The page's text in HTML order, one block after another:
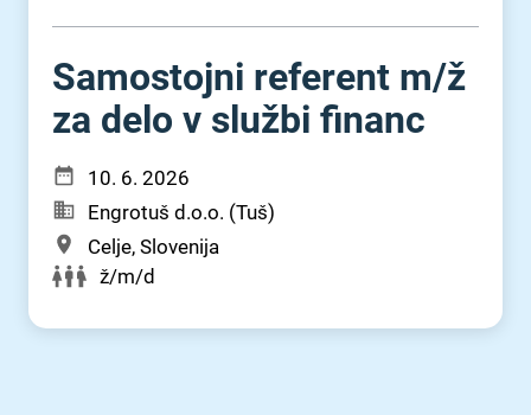
Samostojni referent m⁠/⁠ž
za delo v službi financ
10. 6. 2026
Engrotuš d.o.o. (Tuš)
Celje, Slovenija
ž/m/d